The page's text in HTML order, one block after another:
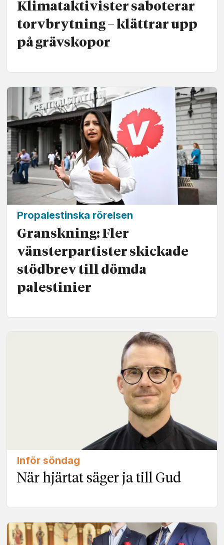
Klimat­aktivister saboterar
torv­brytning – klättrar upp
på gräv­skopor
Propalestinska rörelsen
Granskning: Fler
vänsterpartister skickade
stödbrev till dömda
palestinier
Inför söndag
När hjärtat säger ja till Gud